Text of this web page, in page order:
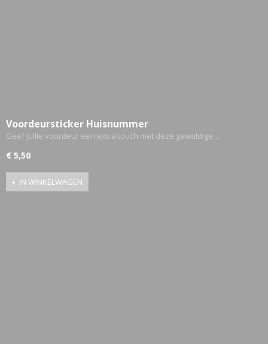
Voordeursticker Huisnummer
Geef jullie voordeur een extra touch met deze geweldige…
€ 5,50
IN WINKELWAGEN